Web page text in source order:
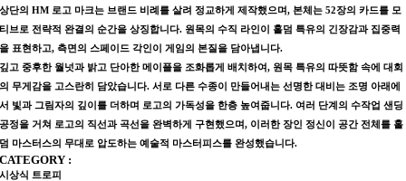
상단의 HM 로고 마크는 브랜드 비례를 살려 정교하게 제작했으며, 본체는 52장의 카드를 모
티브로 전략적 완결의 순간을 상징합니다. 원목의 수직 라인이 홀덤 특유의 긴장감과 집중력
을 표현하고, 측면의 스페이드 각인이 게임의 본질을 담아냅니다.
깊고 중후한 월넛과 밝고 단아한 메이플을 조화롭게 배치하여, 원목 특유의 따뜻함 속에 대회
의 무게감을 고스란히 담았습니다. 서로 다른 수종이 만들어내는 선명한 대비는 조명 아래에
서 빛과 그림자의 깊이를 더하며 로고의 가독성을 한층 높여줍니다. 여러 단계의 수작업 샌딩
공정을 거쳐 로고의 직선과 곡선을 완벽하게 구현했으며, 이러한 장인 정신이 공간 전체를 홀
덤 마스터스의 무대로 압도하는 예술적 마스터피스를 완성했습니다.
CATEGORY :
시상식 트로피